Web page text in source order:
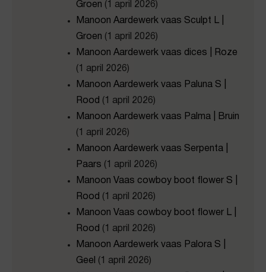
Groen (1 april 2026)
Manoon Aardewerk vaas Sculpt L |
Groen (1 april 2026)
Manoon Aardewerk vaas dices | Roze
(1 april 2026)
Manoon Aardewerk vaas Paluna S |
Rood (1 april 2026)
Manoon Aardewerk vaas Palma | Bruin
(1 april 2026)
Manoon Aardewerk vaas Serpenta |
Paars (1 april 2026)
Manoon Vaas cowboy boot flower S |
Rood (1 april 2026)
Manoon Vaas cowboy boot flower L |
Rood (1 april 2026)
Manoon Aardewerk vaas Palora S |
Geel
(1 april 2026)